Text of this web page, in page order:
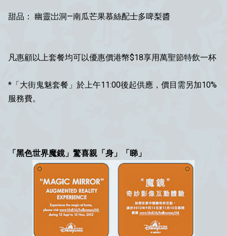
甜品： 幽靈岀洞—南瓜芒果慕絲配士多啤梨醬
凡惠顧以上套餐均可以優惠價港幣$18享用萬聖節特飲一杯
*「大街鬼魅套餐」於上午11:00後起供應，價目需另加10%
服務費。
「黑色世界魔鏡」驚喜親「身」「睇」